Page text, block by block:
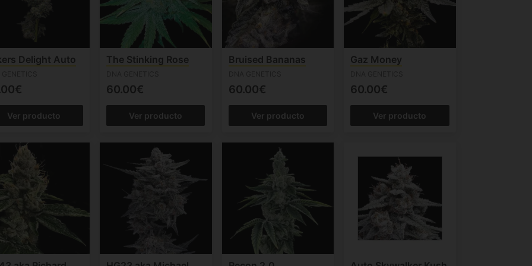
Delight Auto
Ver producto
The Stinking Rose
60.00€
Ver producto
Bruised Bananas
60.00€
Ver producto
Gaz Money
60.00€
Ver producto